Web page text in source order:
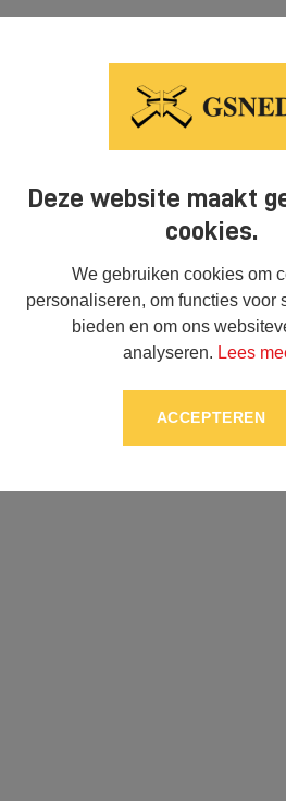
Deze website maakt
cookies.
We gebruiken cookies om
personaliseren, om functies voor
bieden en om ons
analyseren. Lees
ACCEPTEREN
Case Puma 155 met kilver